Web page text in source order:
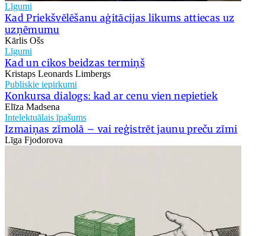
Līgumi
Kad Priekšvēlēšanu aģitācijas likums attiecas uz
uzņēmumu
Kārlis Ošs
Līgumi
Kad un cikos beidzas termiņš
Kristaps Leonards Limbergs
Publiskie iepirkumi
Konkursa dialogs: kad ar cenu vien nepietiek
Elīza Madsena
Intelektuālais īpašums
Izmaiņas zīmolā – vai reģistrēt jaunu preču zīmi
Līga Fjodorova